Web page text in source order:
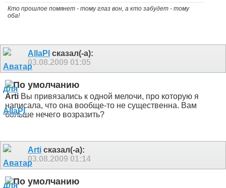
Кто прошлое помянет - тому глаз вон, а кто забудет - тому
оба!
AllaPl сказал(-а):
03.08.2009 01:05
Arti Вы привязались к одной мелочи, про которую я
написала, что она вообще-то не существенна. Вам
больше нечего возразить?
Arti сказал(-а):
03.08.2009 01:14